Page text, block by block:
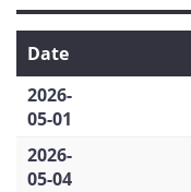
Date
2026-
05-01
2026-
05-04